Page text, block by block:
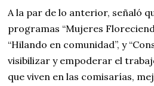
A la par de lo anterior, señaló
programas “Mujeres
“Hilando en comunidad”, y
visibilizar y empoderar el
que viven en las comisarías,